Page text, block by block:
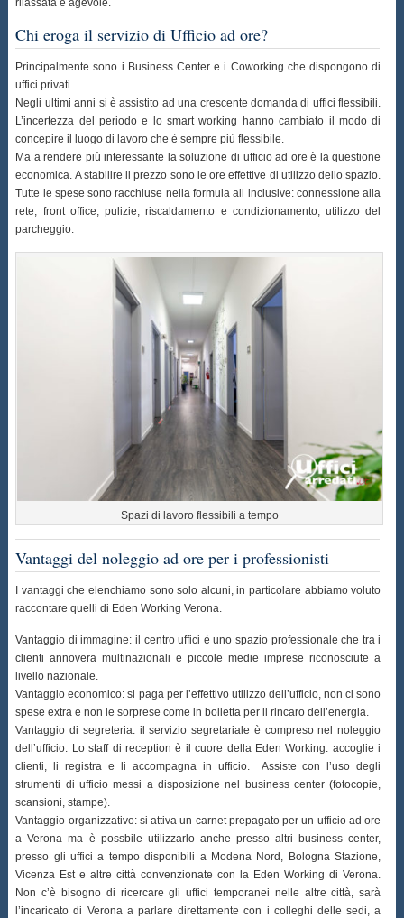
rilassata e agevole.
Chi eroga il servizio di Ufficio ad ore?
Principalmente sono i Business Center e i Coworking che dispongono di
uffici privati.
Negli ultimi anni si è assistito ad una crescente domanda di uffici flessibili.
L’incertezza del periodo e lo smart working hanno cambiato il modo di
concepire il luogo di lavoro che è sempre più flessibile.
Ma a rendere più interessante la soluzione di ufficio ad ore è la questione
economica. A stabilire il prezzo sono le ore effettive di utilizzo dello spazio.
Tutte le spese sono racchiuse nella formula all inclusive: connessione alla
rete, front office, pulizie, riscaldamento e condizionamento, utilizzo del
parcheggio.
Spazi di lavoro flessibili a tempo
Vantaggi del noleggio ad ore per i professionisti
I vantaggi che elenchiamo sono solo alcuni, in particolare abbiamo voluto
raccontare quelli di Eden Working Verona.
Vantaggio di immagine: il centro uffici è uno spazio professionale che tra i
clienti annovera multinazionali e piccole medie imprese riconosciute a
livello nazionale.
Vantaggio economico: si paga per l’effettivo utilizzo dell’ufficio, non ci sono
spese extra e non le sorprese come in bolletta per il rincaro dell’energia.
Vantaggio di segreteria: il servizio segretariale è compreso nel noleggio
dell’ufficio. Lo staff di reception è il cuore della Eden Working: accoglie i
clienti, li registra e li accompagna in ufficio. Assiste con l’uso degli
strumenti di ufficio messi a disposizione nel business center (fotocopie,
scansioni, stampe).
Vantaggio organizzativo: si attiva un carnet prepagato per un ufficio ad ore
a Verona ma è possbile utilizzarlo anche presso altri business center,
presso gli uffici a tempo disponibili a Modena Nord, Bologna Stazione,
Vicenza Est e altre città convenzionate con la Eden Working di Verona.
Non c’è bisogno di ricercare gli uffici temporanei nelle altre città, sarà
l’incaricato di Verona a parlare direttamente con i colleghi delle sedi, a